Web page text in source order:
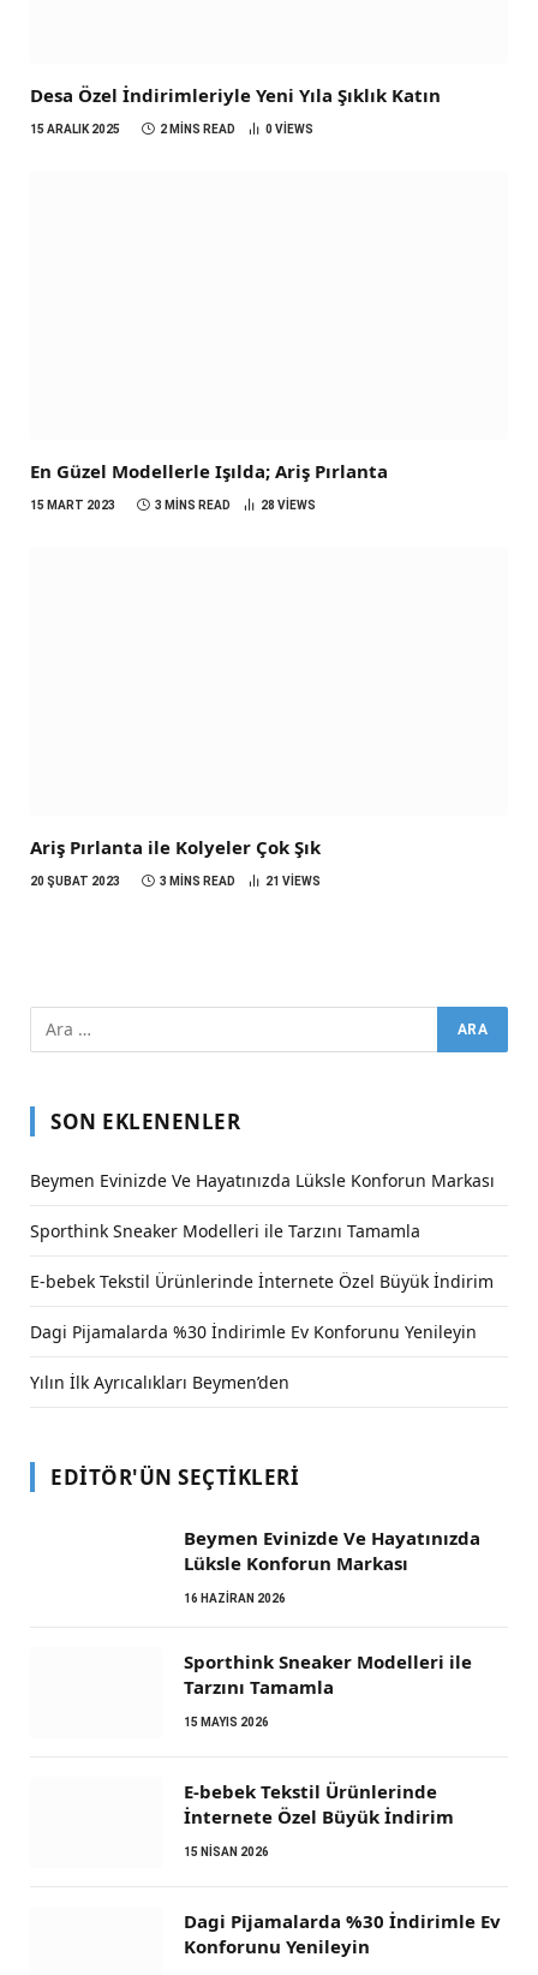
Desa Özel İndirimleriyle Yeni Yıla Şıklık Katın
15 ARALIK 2025 2 MINS READ 0 VIEWS
En Güzel Modellerle Işılda; Ariş Pırlanta
15 MART 2023 3 MINS READ 28 VIEWS
Ariş Pırlanta ile Kolyeler Çok Şık
20 ŞUBAT 2023 3 MINS READ 21 VIEWS
SON EKLENENLER
Beymen Evinizde Ve Hayatınızda Lüksle Konforun Markası
Sporthink Sneaker Modelleri ile Tarzını Tamamla
E-bebek Tekstil Ürünlerinde İnternete Özel Büyük İndirim
Dagi Pijamalarda %30 İndirimle Ev Konforunu Yenileyin
Yılın İlk Ayrıcalıkları Beymen’den
EDITÖR'ÜN SEÇTIKLERI
Beymen Evinizde Ve Hayatınızda
Lüksle Konforun Markası
16 HAZIRAN 2026
Sporthink Sneaker Modelleri ile
Tarzını Tamamla
15 MAYIS 2026
E-bebek Tekstil Ürünlerinde
İnternete Özel Büyük İndirim
15 NISAN 2026
Dagi Pijamalarda %30 İndirimle Ev
Konforunu Yenileyin